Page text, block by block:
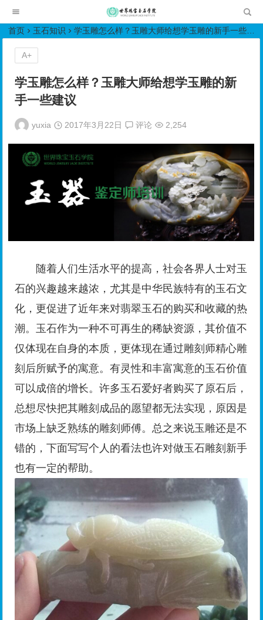
首页 玉石知识 学玉雕怎么样？玉雕大师给想学玉雕的新手一些建议
学玉雕怎么样？玉雕大师给想学玉雕的新
手一些建议
yuxia 2017年3月22日 评论 2,254
随着人们生活水平的提高，社会各界人士对玉
石的兴趣越来越浓，尤其是中华民族特有的玉石文
化，更促进了近年来对翡翠玉石的购买和收藏的热
潮。玉石作为一种不可再生的稀缺资源，其价值不
仅体现在自身的本质，更体现在通过雕刻师精心雕
刻后所赋予的寓意。有灵性和丰富寓意的玉石价值
可以成倍的增长。许多玉石爱好者购买了原石后，
总想尽快把其雕刻成品的愿望都无法实现，原因是
市场上缺乏熟练的雕刻师傅。总之来说玉雕还是不
错的，下面写写个人的看法也许对做玉石雕刻新手
也有一定的帮助。
A+